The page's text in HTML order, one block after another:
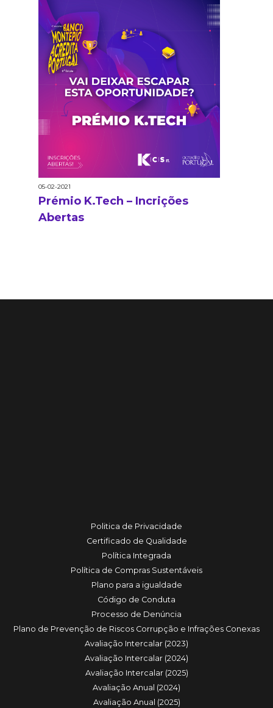
05-02-2021
Prémio K.Tech – Incrições
Abertas
Politica de Privacidade
Certificado de Qualidade
Política Integrada
Política de Compras Sustentáveis
Plano para a igualdade
Código de Conduta
Processo de Denúncia
Plano de Prevenção de Riscos Corrupção e Infrações Conexas
Avaliação Intercalar (2023)
Avaliação Intercalar (2024)
Avaliação Intercalar (2025)
Avaliação Anual (2024)
Avaliação Anual (2025)